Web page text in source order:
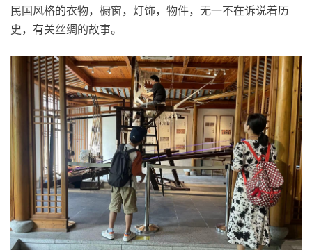
民国风格的衣物，橱窗，灯饰，物件，无一不在诉说着历
史，有关丝绸的故事。